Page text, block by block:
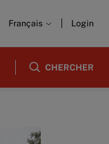
Français Login
CHERCHER